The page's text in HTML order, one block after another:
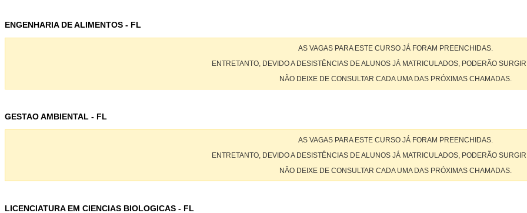
ENGENHARIA DE ALIMENTOS - FL
AS VAGAS PARA ESTE CURSO JÁ FORAM PREENCHIDAS.
ENTRETANTO, DEVIDO A DESISTÊNCIAS DE ALUNOS JÁ MATRICULADOS, PODERÃO SURGIR
NÃO DEIXE DE CONSULTAR CADA UMA DAS PRÓXIMAS CHAMADAS.
GESTAO AMBIENTAL - FL
AS VAGAS PARA ESTE CURSO JÁ FORAM PREENCHIDAS.
ENTRETANTO, DEVIDO A DESISTÊNCIAS DE ALUNOS JÁ MATRICULADOS, PODERÃO
NÃO DEIXE DE CONSULTAR CADA UMA DAS PRÓXIMAS CHAMADAS.
LICENCIATURA EM CIENCIAS BIOLOGICAS - FL